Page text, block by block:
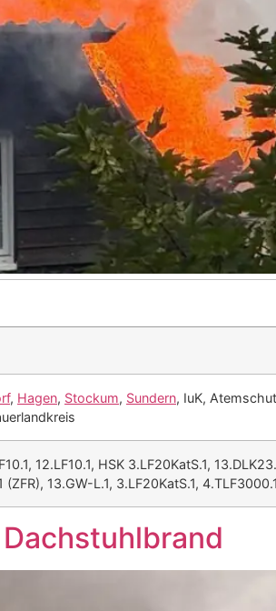
, Hagen, Stockum, Sundern, IuK,
12.LF10.1, HSK 3.LF20KatS.1,
(ZFR), 13.GW-L.1, 3.LF20KatS.1,